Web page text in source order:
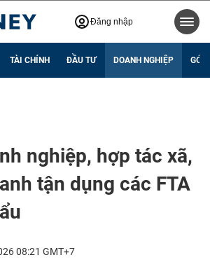
Đăng nhập
TÀI CHÍNH ĐẦU TƯ DOANH NGHIỆP GÓC
nghiệp, hợp tác xã,
tận dụng các FTA
08:21 GMT+7